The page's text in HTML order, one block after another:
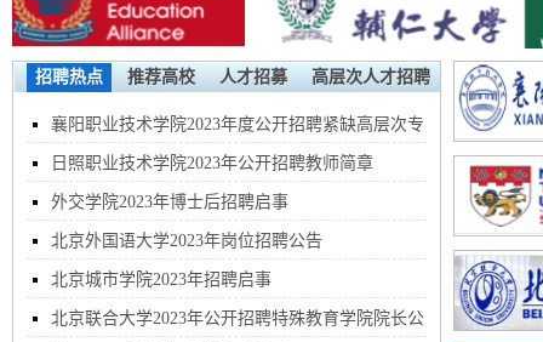
招聘热点 推荐高校 人才招募 高层次人才招聘
襄阳职业技术学院2023年度公开招聘紧缺高层次专
业人才公告
日照职业技术学院2023年公开招聘教师简章
外交学院2023年博士后招聘启事
北京外国语大学2023年岗位招聘公告
北京城市学院2023年招聘启事
北京联合大学2023年公开招聘特殊教育学院院长公